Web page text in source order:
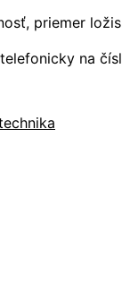
priemer
na